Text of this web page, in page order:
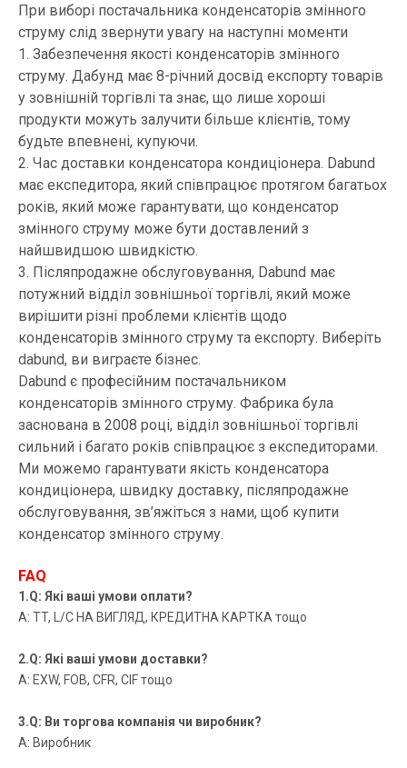
При виборі постачальника конденсаторів змінного
струму слід звернути увагу на наступні моменти
1. Забезпечення якості конденсаторів змінного
струму. Дабунд має 8-річний досвід експорту товарів
у зовнішній торгівлі та знає, що лише хороші
продукти можуть залучити більше клієнтів, тому
будьте впевнені, купуючи.
2. Час доставки конденсатора кондиціонера. Dabund
має експедитора, який співпрацює протягом багатьох
років, який може гарантувати, що конденсатор
змінного струму може бути доставлений з
найшвидшою швидкістю.
3. Післяпродажне обслуговування, Dabund має
потужний відділ зовнішньої торгівлі, який може
вирішити різні проблеми клієнтів щодо
конденсаторів змінного струму та експорту. Виберіть
dabund, ви виграєте бізнес.
Dabund є професійним постачальником
конденсаторів змінного струму. Фабрика була
заснована в 2008 році, відділ зовнішньої торгівлі
сильний і багато років співпрацює з експедиторами.
Ми можемо гарантувати якість конденсатора
кондиціонера, швидку доставку, післяпродажне
обслуговування, зв’яжіться з нами, щоб купити
конденсатор змінного струму.
FAQ
1.Q: Які ваші умови оплати?
A: TT, L/C НА ВИГЛЯД, КРЕДИТНА КАРТКА тощо
2.Q: Які ваші умови доставки?
A: EXW, FOB, CFR, CIF тощо
3.Q: Ви торгова компанія чи виробник?
A: Виробник